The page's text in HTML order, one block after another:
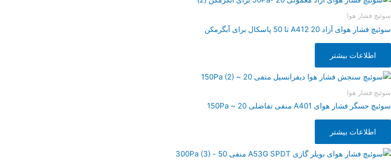
سوئیچ فشار هوا
سوئیچ فشار هوای آزاد A412 20 تا 50 پاسکال برای آبگرمکن
اطلاعات بیشتر
سوئیچ فشار هوا
سوئیچ حسگر فشار هوای A401 منفی تفاضلی 20 ~ 150Pa
اطلاعات بیشتر